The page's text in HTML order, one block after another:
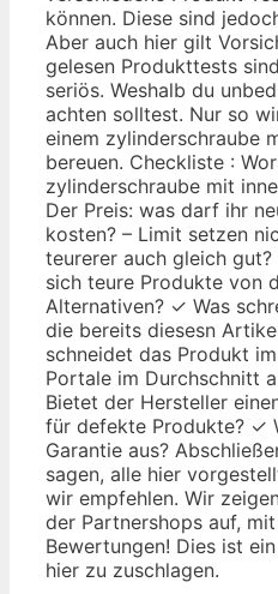
können. Diese sind
Aber auch hier gilt
gelesen Produkttests
seriös. Weshalb du
achten solltest. Nur so
einem zylinderschraube
bereuen. Checkliste :
zylinderschraube mit
Der Preis: was darf ihr
kosten? – Limit setzen
teurerer auch gleich
sich teure Produkte von
Alternativen? ✓ Was
die bereits diesesn
schneidet das Produkt
Portale im Durchschnitt
Bietet der Hersteller
für defekte Produkte? ✓
Garantie aus?
sagen, alle hier
wir empfehlen. Wir
der Partnershops auf,
Bewertungen! Dies ist
hier zu zuschlagen.